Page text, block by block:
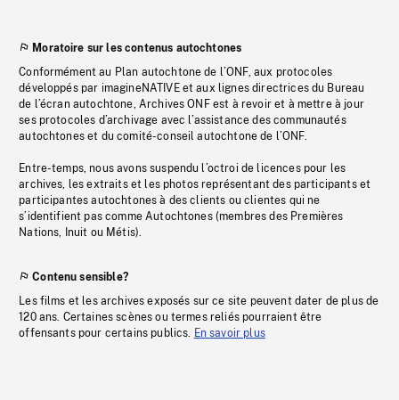
Moratoire sur les contenus autochtones
Conformément au Plan autochtone de l’ONF, aux protocoles
développés par imagineNATIVE et aux lignes directrices du Bureau
de l’écran autochtone, Archives ONF est à revoir et à mettre à jour
ses protocoles d’archivage avec l’assistance des communautés
autochtones et du comité-conseil autochtone de l’ONF.
Entre-temps, nous avons suspendu l’octroi de licences pour les
archives, les extraits et les photos représentant des participants et
participantes autochtones à des clients ou clientes qui ne
s’identifient pas comme Autochtones (membres des Premières
Nations, Inuit ou Métis).
Contenu sensible?
Les films et les archives exposés sur ce site peuvent dater de plus de
120 ans. Certaines scènes ou termes reliés pourraient être
offensants pour certains publics. En savoir plus